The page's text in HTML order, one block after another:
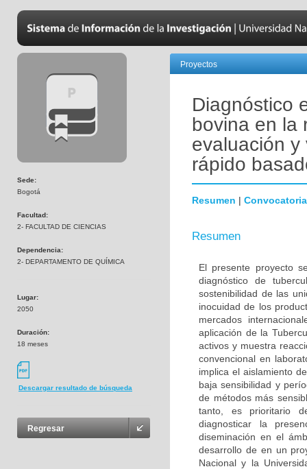
Sede:
Bogotá
Facultad:
2- FACULTAD DE CIENCIAS
Dependencia:
2- DEPARTAMENTO DE QUÍMICA
Lugar:
2050
Duración:
18 meses
Descargar resultado de búsqueda
Regresar
Proyectos
Diagnóstico
bovina en la
evaluación
rápido
Resumen | Convocatoria
Resumen
El presente proyecto
diagnóstico de
sostenibilidad de las
inocuidad de los
mercados
aplicación de la
activos y muestra
convencional en
implica el aislamiento
baja sensibilidad y
de métodos más
tanto, es prioritario
diagnosticar la
diseminación en el
desarrollo de en un
Nacional y la